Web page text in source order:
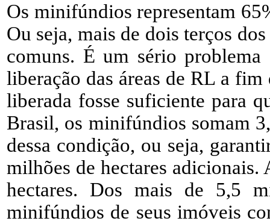
Os minifúndios representam
Ou seja, mais de dois terços
comuns. É um sério
liberação das áreas de RL a
liberada fosse suficiente para
Brasil, os minifúndios somam
dessa condição, ou seja,
milhões de hectares adicionais.
hectares. Dos mais de 5,5
minifúndios de seus imóveis